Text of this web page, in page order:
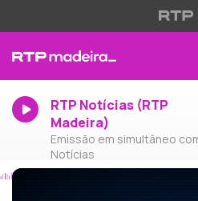
RTP Notícias (RTP
Madeira)
Emissão em simultâneo
Notícias